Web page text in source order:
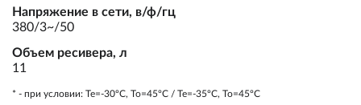
Напряжение в сети, в/ф/гц
380/3~/50
Объем ресивера, л
11
* - при условии: Te=-30ºC, To=45ºC / Te=-35ºC, To=45ºC